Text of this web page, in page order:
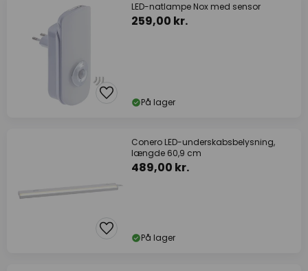
LED-natlampe Nox med sensor
259,00 kr.
På lager
Conero LED-underskabsbelysning,
længde 60,9 cm
489,00 kr.
På lager